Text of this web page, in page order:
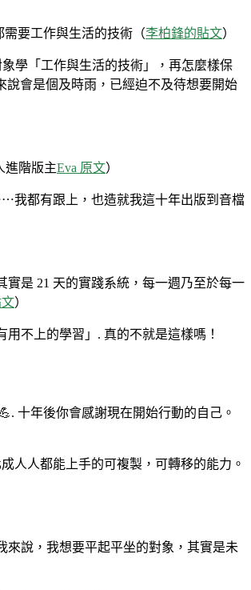
要工作與生活的技術（李柏鋒的貼文）
學「工作與生活的技術」，再怎麼樣保
說會是個及時雨，已經迫不及待想要開始
進階版主Eva 原文）
我都有跟上，也造就我這十年出版到音檔
是 21 天的實踐系統，每一週乃至於每一
）
不上的學習」. 真的不就是這樣嗎！
十年後你會感謝現在開始行動的自己。
人人都能上手的可複製，可轉移的能力。
說，我想要平起平坐的對象，其實是未